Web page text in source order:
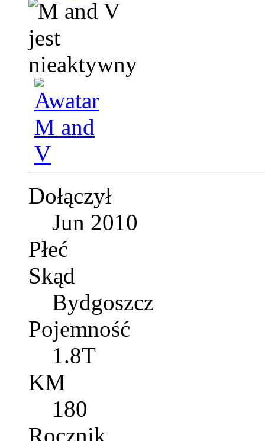
Dołączył
Jun 2010
Płeć
Skąd
Bydgoszcz
Pojemność
1.8T
KM
180
Rocznik